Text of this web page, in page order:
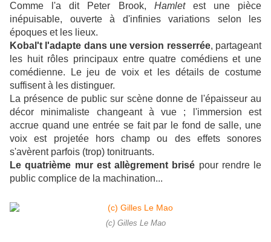
Comme l'a dit Peter Brook, Hamletest une pièce
inépuisable, ouverte à d'infinies variations selon les
époques et les lieux.
Kobal't l'adapte dans une version resserrée, partageant
les huit rôles principaux entre quatre comédiens et une
comédienne. Le jeu de voix et les détails de costume
suffisent à les distinguer.
La présence de public sur scène donne de l'épaisseur au
décor minimaliste changeant à vue ; l'immersion est
accrue quand une entrée se fait par le fond de salle, une
voix est projetée hors champ ou des effets sonores
s'avèrent parfois (trop) tonitruants.
Le quatrième mur est allègrement brisé pour rendre le
public complice de la machination...
(c) Gilles Le Mao